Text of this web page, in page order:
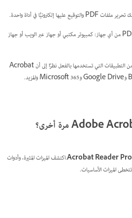
يمكنك الوصول إلى مستنداتك وأدوات PDF من أي جهاز: كمبيوتر مكتبي أو جهاز عبر الويب أو جهاز
يمكنك استخدام أدوات Acrobat ضمن التطبيقات التي تستخدمها بالفعل نظرًا إلى أن Acrobat
Acrobat Reader Pro.اكتشف الميزات المثيرة، وأدوات